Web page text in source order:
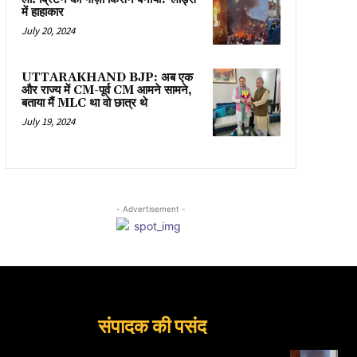
में हाहाकार
July 20, 2024
UTTARAKHAND BJP: अब एक
और राज्य में CM-पूर्व CM आमने सामने,
बताया मैं MLC था वो छात्र थे
July 19, 2024
- Advertisement -
संपादक की पसंद